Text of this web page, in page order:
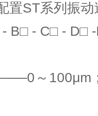
置ST系列振
B□ - C□ - D□
～